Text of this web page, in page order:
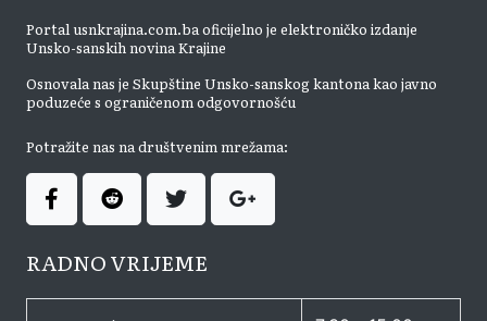
Portal usnkrajina.com.ba oficijelno je elektroničko izdanje
Unsko-sanskih novina Krajine
Osnovala nas je Skupštine Unsko-sanskog kantona kao javno
poduzeće s ograničenom odgovornošću
Potražite nas na društvenim mrežama:
RADNO VRIJEME